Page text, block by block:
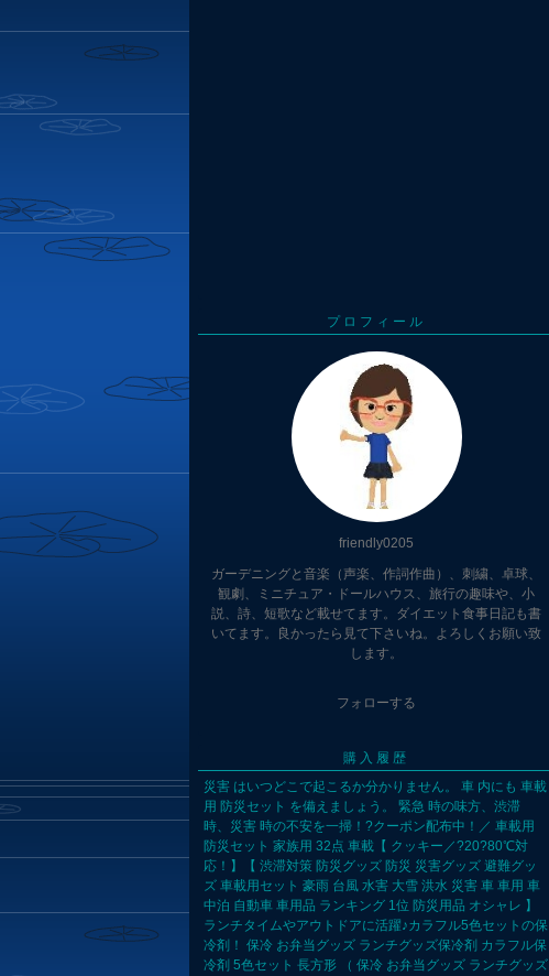
プロフィール
friendly0205
ガーデニングと音楽（声楽、作詞作曲）、刺繍、卓球、
観劇、ミニチュア・ドールハウス、旅行の趣味や、小
説、詩、短歌など載せてます。ダイエット食事日記も書
いてます。良かったら見て下さいね。よろしくお願い致
します。
フォローする
購入履歴
災害 はいつどこで起こるか分かりません。 車 内にも 車載
用 防災セット を備えましょう。 緊急 時の味方、渋滞
時、災害 時の不安を一掃！?クーポン配布中！／ 車載用
防災セット 家族用 32点 車載【 クッキー／?20?80℃対
応！】【 渋滞対策 防災グッズ 防災 災害グッズ 避難グッ
ズ 車載用セット 豪雨 台風 水害 大雪 洪水 災害 車 車用 車
中泊 自動車 車用品 ランキング 1位 防災用品 オシャレ 】
ランチタイムやアウトドアに活躍♪カラフル5色セットの保
冷剤！ 保冷 お弁当グッズ ランチグッズ保冷剤 カラフル保
冷剤 5色セット 長方形 （ 保冷 お弁当グッズ ランチグッズ